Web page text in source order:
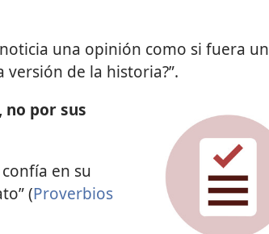
una opinión como si fuera un
versión de la historia?”.
no por sus
en su
(Proverbios